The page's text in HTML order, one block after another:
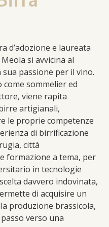
d’adozione e laureata
si avvicina al
passione per il vino.
sommelier ed
viene rapita
artigianali,
le proprie competenze
di birrificazione
città
formazione a tema, per
in tecnologie
davvero indovinata,
di acquisire un
produzione brassicola,
verso una